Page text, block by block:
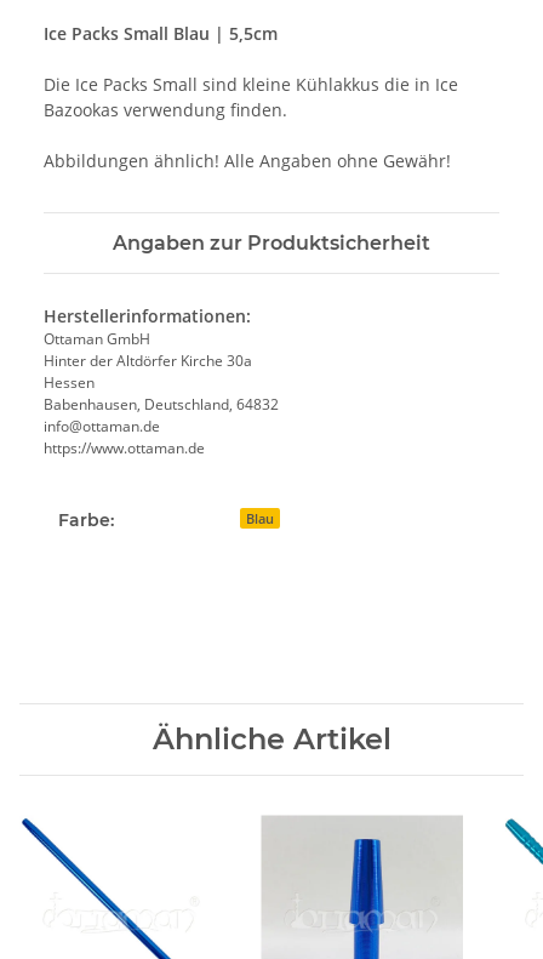
Ice Packs Small Blau | 5,5cm
Die Ice Packs Small sind kleine Kühlakkus die in Ice
Bazookas verwendung finden.
Abbildungen ähnlich! Alle Angaben ohne Gewähr!
Angaben zur Produktsicherheit
Herstellerinformationen:
Ottaman GmbH
Hinter der Altdörfer Kirche 30a
Hessen
Babenhausen, Deutschland, 64832
info@ottaman.de
https://www.ottaman.de
Farbe: Blau
Ähnliche Artikel